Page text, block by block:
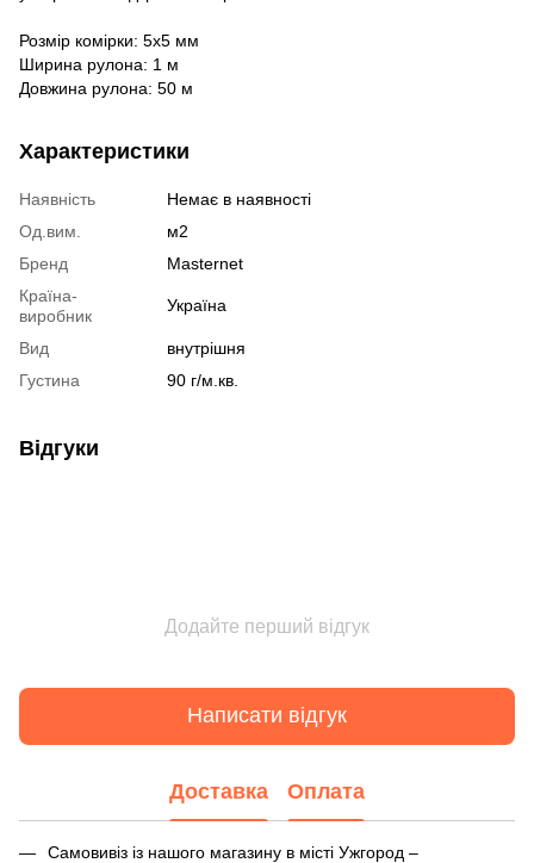
Розмір комірки: 5х5 мм
Ширина рулона: 1 м
Довжина рулона: 50 м
Характеристики
Наявність
Немає в наявності
Од.вим.
м2
Бренд
Masternet
Країна-
виробник
Україна
Вид
внутрішня
Густина
90 г/м.кв.
Відгуки
Додайте перший відгук
Написати відгук
Доставка Оплата
Самовивіз із нашого магазину в місті Ужгород –